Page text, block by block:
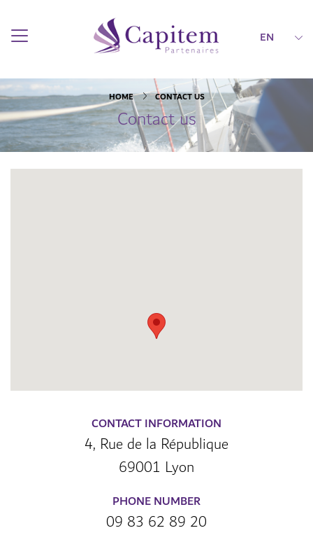
EN
HOME CONTACT US
Contact us
CONTACT INFORMATION
4, Rue de la République
69001 Lyon
PHONE NUMBER
09 83 62 89 20